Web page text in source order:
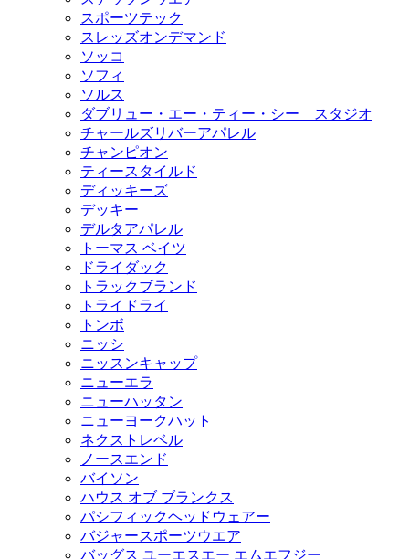
スポーツテック
スレッズオンデマンド
ソッコ
ソフィ
ソルス
ダブリュー・エー・ティー・シー スタジオ
チャールズリバーアパレル
チャンピオン
ティースタイルド
ディッキーズ
デッキー
デルタアパレル
トーマス ベイツ
ドライダック
トラックブランド
トライドライ
トンボ
ニッシ
ニッスンキャップ
ニューエラ
ニューハッタン
ニューヨークハット
ネクストレベル
ノースエンド
バイソン
ハウス オブ ブランクス
パシフィックヘッドウェアー
バジャースポーツウエア
バッグス ユーエスエー エムエフジー